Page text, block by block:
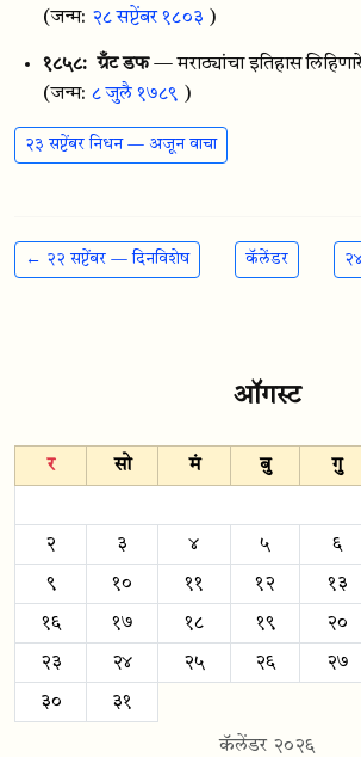
(जन्म: २८ सप्टेंबर १८०३ )
१८५८: ग्रँट डफ — मराठ्यांचा इतिहास लिहिणारे
(जन्म: ८ जुलै १७८९ )
२३ सप्टेंबर निधन — अजून वाचा
← २२ सप्टेंबर — दिनविशेष कॅलेंडर
ऑगस्ट
र सो मं बु गु
२ ३ ४ ५ ६
९ १० ११ १२ १३
१६ १७ १८ १९ २०
२३ २४ २५ २६ २७
३० ३१
कॅलेंडर २०२६